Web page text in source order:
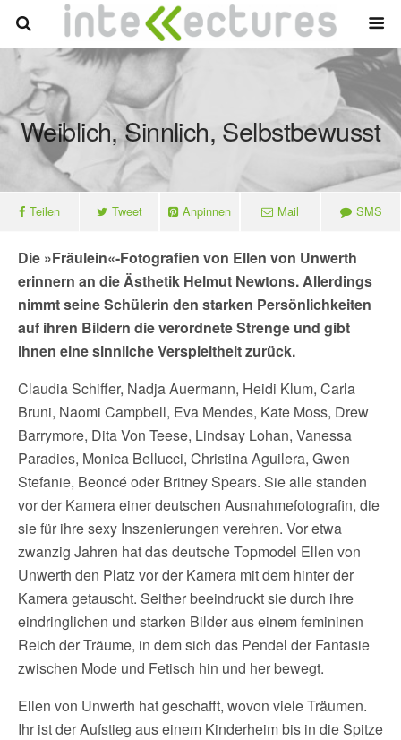
Weiblich, Sinnlich, Selbstbewusst
Teilen Tweet Anpinnen Mail SMS
Die »Fräulein«-Fotografien von Ellen von Unwerth
erinnern an die Ästhetik Helmut Newtons. Allerdings
nimmt seine Schülerin den starken Persönlichkeiten
auf ihren Bildern die verordnete Strenge und gibt
ihnen eine sinnliche Verspieltheit zurück.
Claudia Schiffer, Nadja Auermann, Heidi Klum, Carla
Bruni, Naomi Campbell, Eva Mendes, Kate Moss, Drew
Barrymore, Dita Von Teese, Lindsay Lohan, Vanessa
Paradies, Monica Bellucci, Christina Aguilera, Gwen
Stefanie, Beoncé oder Britney Spears. Sie alle standen
vor der Kamera einer deutschen Ausnahmefotografin, die
sie für ihre sexy Inszenierungen verehren. Vor etwa
zwanzig Jahren hat das deutsche Topmodel Ellen von
Unwerth den Platz vor der Kamera mit dem hinter der
Kamera getauscht. Seither beeindruckt sie durch ihre
eindringlichen und starken Bilder aus einem femininen
Reich der Träume, in dem sich das Pendel der Fantasie
zwischen Mode und Fetisch hin und her bewegt.
Ellen von Unwerth hat geschafft, wovon viele Träumen.
Ihr ist der Aufstieg aus einem Kinderheim bis in die Spitze